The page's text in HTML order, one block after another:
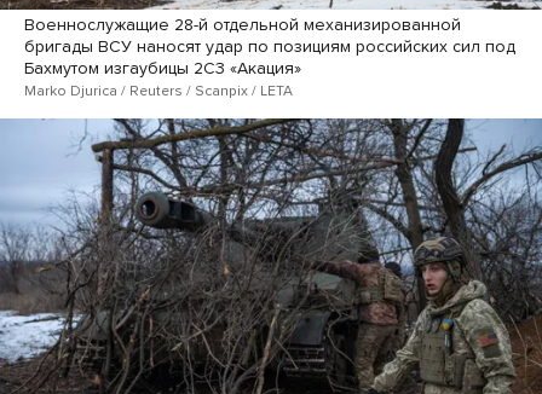
Военнослужащие 28-й отдельной механизированной
бригады ВСУ наносят удар по позициям российских сил под
Бахмутом изгаубицы 2С3 «Акация»
Marko Djurica / Reuters / Scanpix / LETA